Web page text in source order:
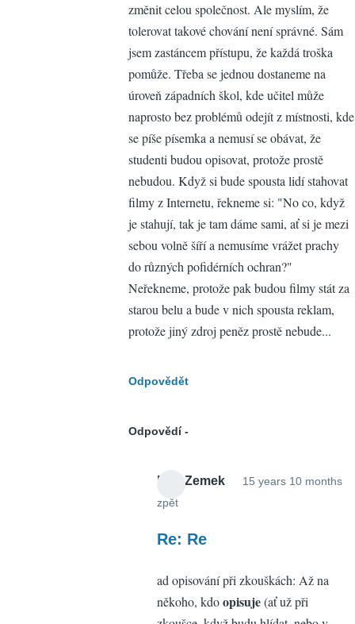
dodatek
by
Petr
Zemek
změnit celou společnost. Ale myslím, že
tolerovat takové chování není správné. Sám
jsem zastáncem přístupu, že každá troška
pomůže. Třeba se jednou dostaneme na
úroveň západních škol, kde učitel může
naprosto bez problémů odejít z místnosti, kde
se píše písemka a nemusí se obávat, že
studenti budou opisovat, protože prostě
nebudou. Když si bude spousta lidí stahovat
filmy z Internetu, řekneme si: "No co, když
je stahují, tak je tam dáme sami, ať si je mezi
sebou volně šíří a nemusíme vrážet prachy
do různých pofidérních ochran?"
Neřekneme, protože pak budou filmy stát za
starou belu a bude v nich spousta reklam,
protože jiný zdroj peněz prostě nebude...
Odpovědět
Odpovědí
Petr Zemek
15 years 10 months
zpět
reply
Re
by
Re: Re
ad opisování při zkouškách: Až na
někoho, kdoopisuje(ať už při